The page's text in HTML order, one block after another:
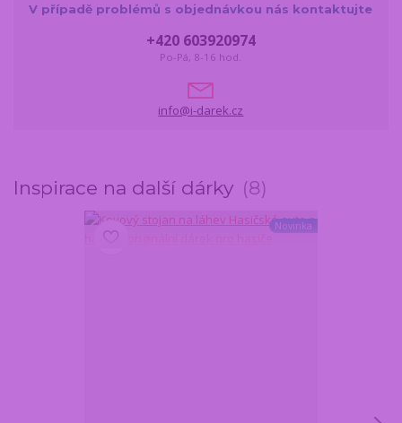
V případě problémů s objednávkou nás kontaktujte
+420 603920974
Po-Pá, 8-16 hod.
info@i-darek.cz
Inspirace na další dárky 8
Novinka